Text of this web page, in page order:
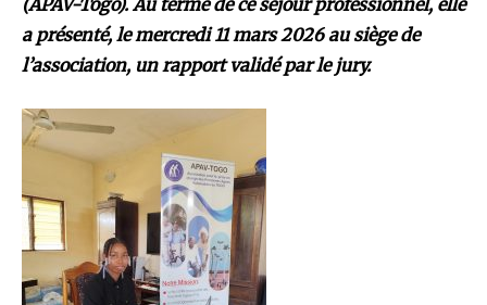
a présenté, le mercredi 11 mars 2026 au siège de
l’association, un rapport validé par le jury.